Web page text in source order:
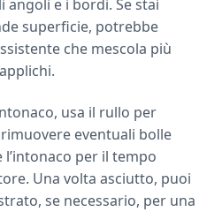
e i bordi. Se stai
superficie, potrebbe
che mescola più
usa il rullo per
eventuali bolle
l’intonaco per il tempo
Una volta asciutto, puoi
se necessario, per una